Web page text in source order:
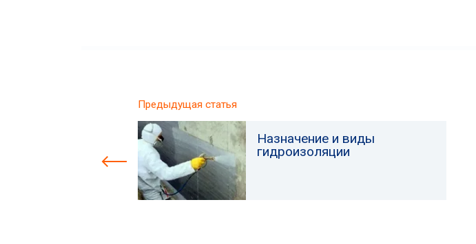
Предыдущая статья
Назначение и виды
гидроизоляции